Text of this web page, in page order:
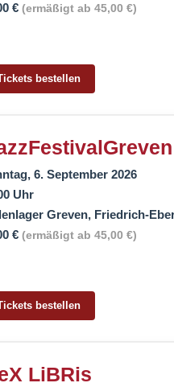
€ (ermäßigt ab 45,00 €)
bestellen
6. September 2026
Uhr
Greven, Friedrich-
€ (ermäßigt ab 45,00 €)
bestellen
LiBRis